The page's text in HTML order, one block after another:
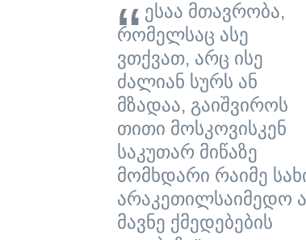
ესაა მთავრობა,
რომელსაც ასე
ვთქვათ, არც ისე
ძალიან სურს ან
მზადაა, გაიშვიროს
თითი მოსკოვისკენ
საკუთარ მიწაზე
მომხდარი რაიმე
არაკეთილსაიმედო
მავნე ქმედებების